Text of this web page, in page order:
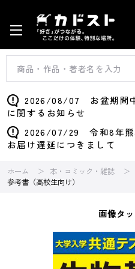
2026/08/07 お盆期間
に関するお知らせ
2026/07/29 令和8年熊
お届け遅延につきまして
ホーム 本・コミック・雑誌
参考書（高校生向け）
画像タ